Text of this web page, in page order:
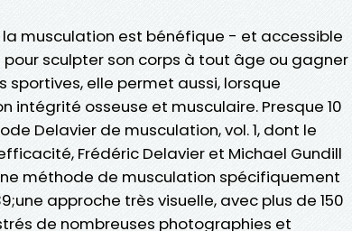
musculation est bénéfique - et accessible
sculpter son corps à tout âge ou gagner
sportives, elle permet aussi, lorsque
intégrité osseuse et musculaire. Presque 10
Delavier de musculation, vol. 1, dont le
Frédéric Delavier et Michael Gundill
méthode de musculation spécifiquement
approche très visuelle, avec plus de 150
de nombreuses photographies et